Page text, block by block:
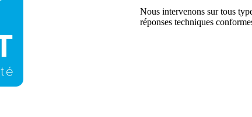
Nous intervenons sur tous
réponses techniques